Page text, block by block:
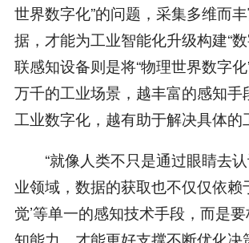
世界数字化”的问题，采集多维而
据，才能为工业智能化升级构建“
联感知设备则是将“物理世界数字
万千的工业场景，越丰富的感知手
工业数字化，越有助于解决具体的
“就像人类不只是通过眼睛去认
业领域，数据的获取也不仅仅依赖
觉’等单一的感知技术手段，而是
知能力，才能更好支撑不断优化决